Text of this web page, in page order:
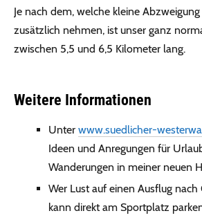
Je nach dem, welche kleine
zusätzlich nehmen, ist unser ganz
zwischen 5,5 und 6,5 Kilometer lang.
Weitere Informationen
Unter www.suedlicher-
Ideen und Anregungen für
Wanderungen in meiner neuen
Wer Lust auf einen Ausflug nach
kann direkt am Sportplatz